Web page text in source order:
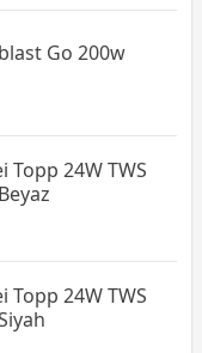
Go 200w
24W TWS
24W TWS